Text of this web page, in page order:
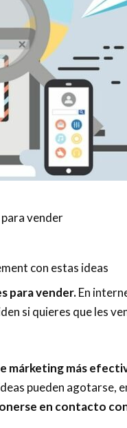
vender
con estas ideas
para vender.En
si quieres que les
márketing más
pueden agotarse,
en contacto